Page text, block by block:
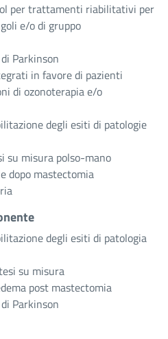
per trattamenti riabilitativi per
e/o di gruppo
Parkinson
in favore di pazienti
di ozonoterapia e/o
degli esiti di patologie
su misura polso-mano
dopo mastectomia
degli esiti di patologia
su misura
post mastectomia
Parkinson